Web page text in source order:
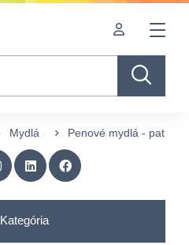
Mydlá Penové mydlá - patróny
Kategória